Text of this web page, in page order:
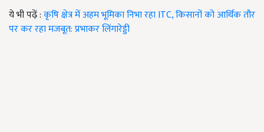
ये भी पढ़ें :कृषि क्षेत्र में अहम भूमिका निभा रहा ITC, किसानों को आर्थिक तौर
पर कर रहा मजबूत: प्रभाकर लिंगारेड्डी